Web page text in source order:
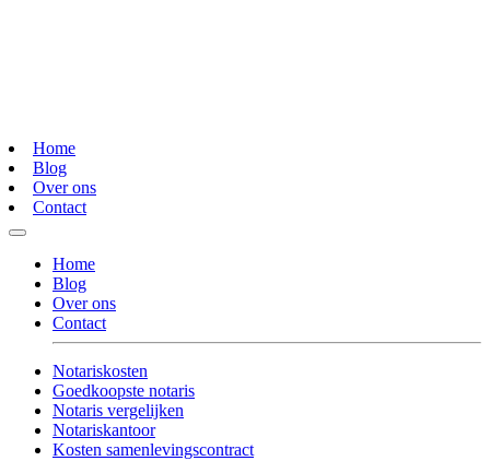
Home
Blog
Over ons
Contact
Home
Blog
Over ons
Contact
Notariskosten
Goedkoopste notaris
Notaris vergelijken
Notariskantoor
Kosten samenlevingscontract